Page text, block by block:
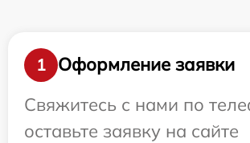
1
Оформление заявки
Свяжитесь с нами по
оставьте заявку на сайте